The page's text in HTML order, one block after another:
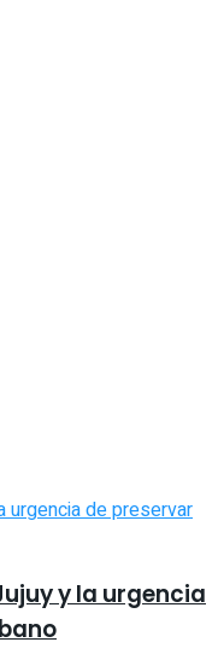
y la urgencia